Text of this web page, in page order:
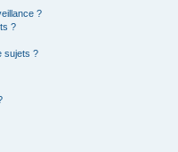
?
?
sujets ?